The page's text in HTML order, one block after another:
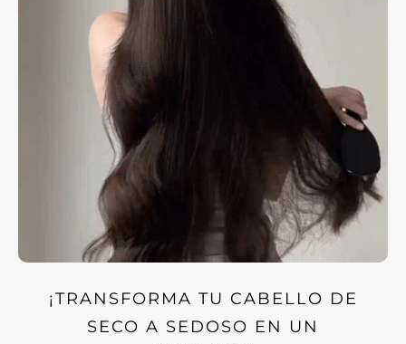
¡TRANSFORMA TU CABELLO DE
SECO A SEDOSO EN UN